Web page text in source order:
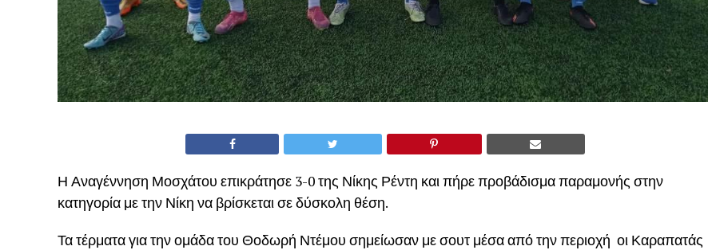
Η Αναγέννηση Μοσχάτου επικράτησε 3-0 της Νίκης Ρέντη και πήρε προβάδισμα παραμονής στην
κατηγορία με την Νίκη να βρίσκεται σε δύσκολη θέση.
Τα τέρματα για την ομάδα του Θοδωρή Ντέμου σημείωσαν με σουτ μέσα από την περιοχή οι Καραπατάς